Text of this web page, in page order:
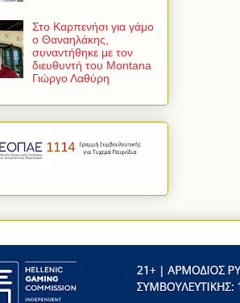
Στο Καρπενήσι για γάμο
ο Θαναηλάκης,
συναντήθηκε με τον
διευθυντή του Montana
Γιώργο Λαθύρη